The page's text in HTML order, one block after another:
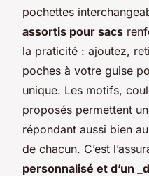
pochettes
assortis pour sacs
la praticité : ajoutez,
poches à votre guise
unique. Les motifs,
proposés permettent
répondant aussi bien
de chacun. C’est
personnalisé et d’un